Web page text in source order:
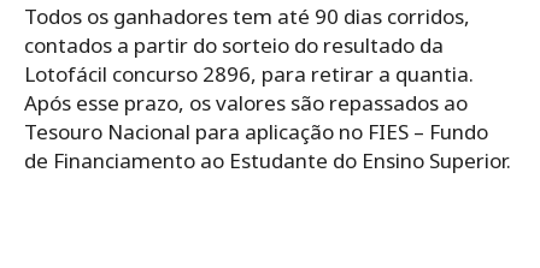
Todos os ganhadores tem até 90 dias corridos,
contados a partir do sorteio do resultado da
Lotofácil concurso 2896, para retirar a quantia.
Após esse prazo, os valores são repassados ao
Tesouro Nacional para aplicação no FIES – Fundo
de Financiamento ao Estudante do Ensino Superior.